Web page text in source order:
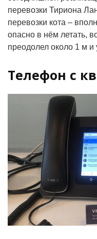
перевозки Тириона
перевозки кота –
опасно в нём летать,
преодолел около 1 м и
Телефон с